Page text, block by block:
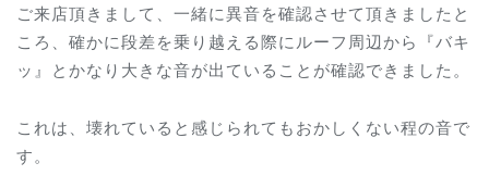
ご来店頂きまして、一緒に異音を確認させて頂きましたと
ころ、確かに段差を乗り越える際にルーフ周辺から『バキ
ッ』とかなり大きな音が出ていることが確認できました。
これは、壊れていると感じられてもおかしくない程の音で
す。